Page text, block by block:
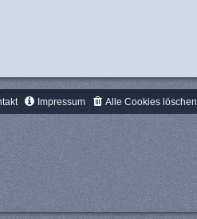
Alle Cookies löschen
Impressum